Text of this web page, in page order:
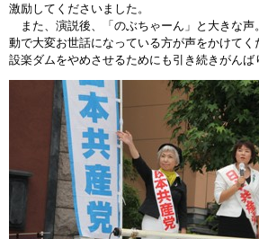
激励してくださいました。
また、演説後、「のぶちゃーん」と大きな声
動で大変お世話になっている方が声をかけてく
設楽ダムをやめさせるためにも引き続きがんば